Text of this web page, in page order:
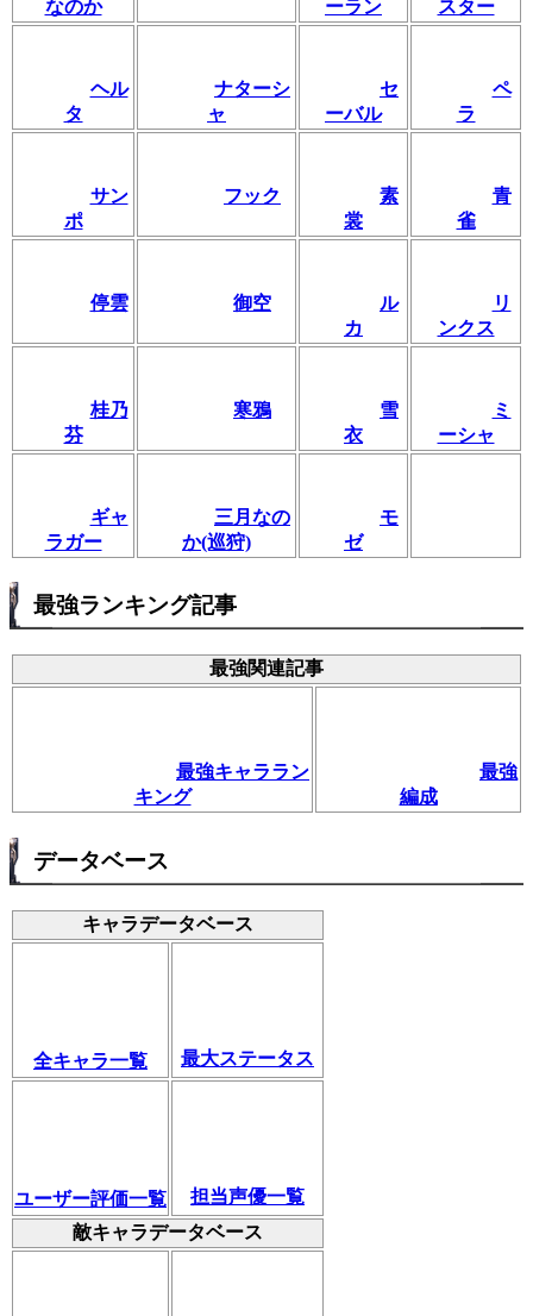
なのか
ーラン
スター
ヘル
タ
ナターシ
ャ
セ
ーバル
ペ
ラ
サン
ポ
フック
素
裳
青
雀
停雲 御空
ル
カ
リ
ンクス
桂乃
芬
寒鴉
雪
衣
ミ
ーシャ
ギャ
ラガー
三月なの
か(巡狩)
モ
ゼ
最強ランキング記事
最強関連記事
最強キャララン
キング
最強
編成
データベース
キャラデータベース
全キャラ一覧 最大ステータス
ユーザー評価一覧
担当声優一覧
敵キャラデータベース